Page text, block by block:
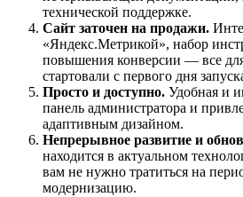
технической поддержке.
Сайт заточен на продажи.
«Яндекс.Метрикой», набор
повышения конверсии — все
стартовали с первого дня
Просто и доступно. Удобная и
панель администратора и
адаптивным дизайном.
Непрерывное развитие и
находится в актуальном
вам не нужно тратиться на
модернизацию.